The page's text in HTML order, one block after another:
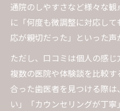
通院のしやすさなど様々な
に「何度も微調整に対応し
応が親切だった」といった声
ただし、口コミは個人の感じ
複数の医院や体験談を比較
合った歯医者を見つける際
い」「カウンセリングが丁